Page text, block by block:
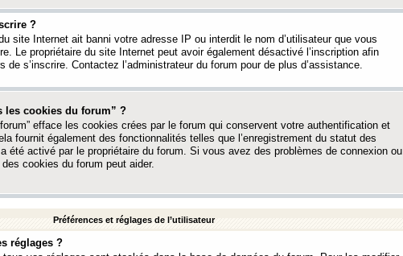
?
site Internet ait banni votre adresse IP ou interdit le nom d’utilisateur que vous
Le propriétaire du site Internet peut avoir également désactivé l’inscription afin
de s’inscrire. Contactez l’administrateur du forum pour de plus d’assistance.
les cookies du forum” ?
efface les cookies crées par le forum qui conservent votre authentification et
fournit également des fonctionnalités telles que l’enregistrement du statut des
été activé par le propriétaire du forum. Si vous avez des problèmes de connexion ou
cookies du forum peut aider.
Préférences et réglages de l’utilisateur
réglages ?